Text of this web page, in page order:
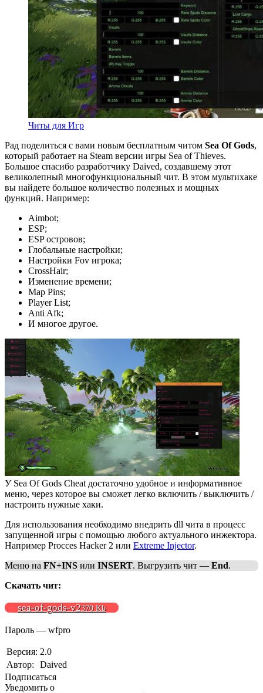
Читы для Игр
Рад поделиться с вами новым бесплатным читом Sea Of Gods,
который работает на Steam версии игры Sea of Thieves.
Большое спасибо разработчику Daived, создавшему этот
великолепный многофункциональный чит. В этом мультихаке
вы найдете большое количество полезных и мощных
функций. Например:
Aimbot;
ESP;
ESP островов;
Глобальные настройки;
Настройки Fov игрока;
CrossHair;
Изменение времени;
Map Pins;
Player List;
Anti Afk;
И многое другое.
У Sea Of Gods Cheat достаточно удобное и информативное
меню, через которое вы сможет легко включить / выключить /
настроить нужные хаки.
Для использования необходимо внедрить dll чита в процесс
запущенной игры с помощью любого актуального инжектора.
Например Procces Hacker 2 или Extreme Injector.
Меню на FN+INS или INSERT. Выгрузить чит — End.
Скачать чит:
sea-of-gods-v2370 Kb
Пароль — wfpro
Версия: 2.0
Автор:
Daived
Подписаться
Уведомить о